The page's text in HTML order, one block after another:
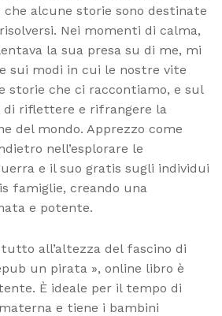
alcune storie sono destinate
Nei momenti di calma,
la sua presa su di me, mi
sui modi in cui le nostre vite
storie che ci raccontiamo, e sul
riflettere e rifrangere la
del mondo. Apprezzo come
nell’esplorare le
e il suo gratis sugli individui
famiglie, creando una
e potente.
all’altezza del fascino di
un pirata », online libro è
È ideale per il tempo di
e tiene i bambini